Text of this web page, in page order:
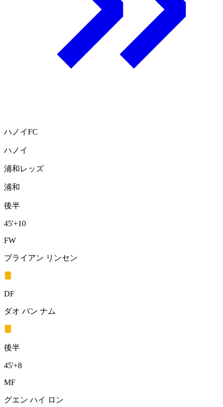
ハノイFC
ハノイ
浦和レッズ
浦和
後半
45'+10
FW
ブライアン リンセン
DF
ダオ バン ナム
後半
45'+8
MF
グエン ハイ ロン